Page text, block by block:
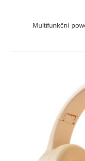
Multifunkční